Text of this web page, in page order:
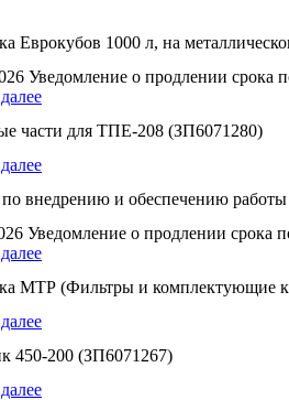
Еврокубов 1000 л, на
Уведомление о продлении срока
части для ТПЕ-208 (ЗП6071280)
внедрению и обеспечению
Уведомление о продлении срока
МТР (Фильтры и комплектующие
450-200 (ЗП6071267)